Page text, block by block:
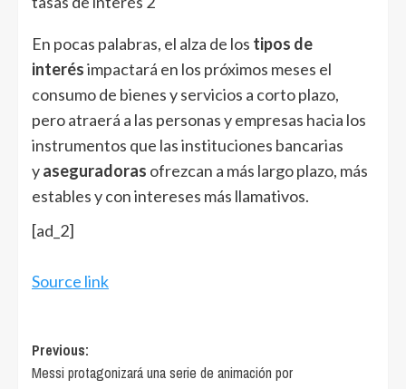
En pocas palabras, el alza de los tipos de
interésimpactará en los próximos meses el
consumo de bienes y servicios a corto plazo,
pero atraerá a las personas y empresas hacia los
instrumentos que las instituciones bancarias
yaseguradoras ofrezcan a más largo plazo, más
estables y con intereses más llamativos.
[ad_2]
Source link
Post
Previous:
Messi protagonizará una serie de animación por